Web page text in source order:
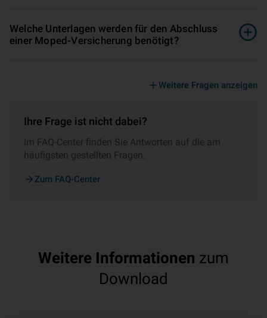
Welche Unterlagen werden für den Abschluss
einer Moped-Versicherung benötigt?
Weitere Fragen anzeigen
Ihre Frage ist nicht dabei?
Im FAQ-Center finden Sie Antworten auf die am
häufigsten gestellten Fragen.
Zum FAQ-Center
Weitere Informationen zum
Download